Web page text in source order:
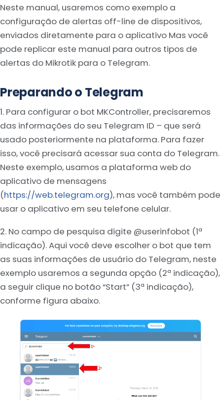
Neste manual, usaremos como exemplo a
configuração de alertas off-line de dispositivos,
enviados diretamente para o aplicativo Mas você
pode replicar este manual para outros tipos de
alertas do Mikrotik para o Telegram.
Preparando o Telegram
1. Para configurar o bot MKController, precisaremos
das informações do seu Telegram ID – que será
usado posteriormente na plataforma. Para fazer
isso, você precisará acessar sua conta do Telegram.
Neste exemplo, usamos a plataforma web do
aplicativo de mensagens
(https://web.telegram.org), mas você também pode
usar o aplicativo em seu telefone celular.
2. No campo de pesquisa digite @userinfobot (1ª
indicação). Aqui você deve escolher o bot que tem
as suas informações de usuário do Telegram, neste
exemplo usaremos a segunda opção (2ª indicação),
a seguir clique no botão “Start” (3ª indicação),
conforme figura abaixo.